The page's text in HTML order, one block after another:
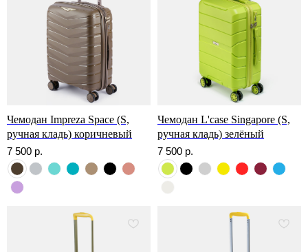
Чемодан Impreza Space (S,
ручная кладь) коричневый
7 500 р.
Чемодан L'case Singapore (S,
ручная кладь) зелёный
7 500 р.